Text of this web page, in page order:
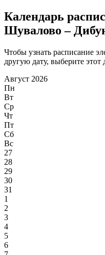
Календарь
Шувалово –
Чтобы узнать расписание
другую дату, выберите этот
Август 2026
Пн
Вт
Ср
Чт
Пт
Сб
Вс
27
28
29
30
31
1
2
3
4
5
6